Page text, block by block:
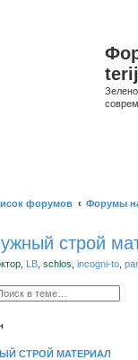
форумов Форумы
строй
LB schlos incogni-to
СТРОЙ МАТЕРИАЛ